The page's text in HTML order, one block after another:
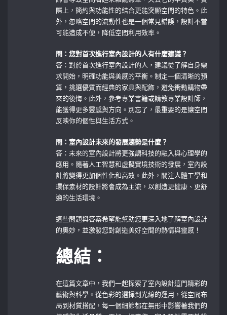
際上，簡約與功能性的結合更能突顯空間的特色。此
外，忽略空間的流動性也是一個常見錯誤，設計不當
可能造成不便，降低空間利用效率。
問：您對首次進行室內設計的人有什麼建議？
答：對於首次進行室內設計的人，建議從了解自身需
求開始，明確功能與美感的平衡。制定一個清晰的預
算，挑選優質而經典的家具與配飾，避免衝動購物帶
來的後悔。此外，參考專業書籍或請教專業設計師，
能獲得更多靈感與方向。別忘了，最重要的是讓空間
反映你的個性與生活方式。
問：室內設計未來的發展趨勢是什麼？
答：未來的室內設計將更強調科技的融入與心理學的
應用。隨著人工智慧和虛擬實境技術的發展，室內設
計將變得更加個性化和高效。此外，關注人體工學和
環保素材的設計將會成為主流，以創造更健康、更舒
適的生活環境。
這些問題與答案希望能幫助您更深入地了解室內設計
的奧妙，並激發您對創造美好空間的熱情與靈感！
總結：
在這篇文章中，我們一起探索了室內設計這門精彩的
藝術與科學。從色彩的選擇到光線的運用，從空間布
局到材質搭配，每一個細節都在無形中影響著我們的